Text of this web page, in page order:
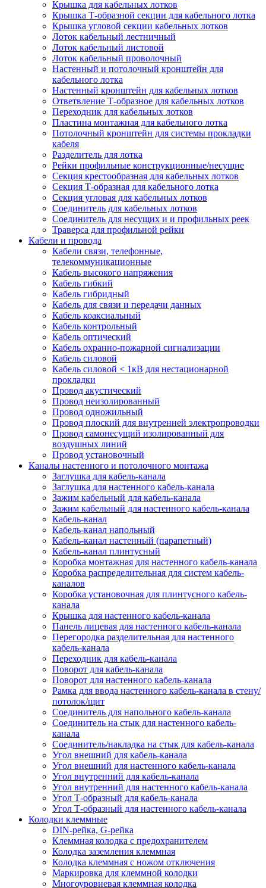
Крышка для кабельных лотков
Крышка Т-образной секции для кабельного лотка
Крышка угловой секции кабельных лотков
Лоток кабельный лестничный
Лоток кабельный листовой
Лоток кабельный проволочный
Настенный и потолочный кронштейн для
кабельного лотка
Настенный кронштейн для кабельных лотков
Ответвление Т-образное для кабельных лотков
Переходник для кабельных лотков
Пластина монтажная для кабельного лотка
Потолочный кронштейн для системы прокладки
кабеля
Разделитель для лотка
Рейки профильные конструкционные/несущие
Секция крестообразная для кабельных лотков
Секция Т-образная для кабельного лотка
Секция угловая для кабельных лотков
Соединитель для кабельных лотков
Соединитель для несущих и и профильных реек
Траверса для профильной рейки
Кабели и провода
Кабели связи, телефонные,
телекоммуникационные
Кабель высокого напряжения
Кабель гибкий
Кабель гибридный
Кабель для связи и передачи данных
Кабель коаксиальный
Кабель контрольный
Кабель оптический
Кабель охранно-пожарной сигнализации
Кабель силовой
Кабель силовой < 1кВ для нестационарной
прокладки
Провод акустический
Провод неизолированный
Провод одножильный
Провод плоский для внутренней электропроводки
Провод самонесущий изолированный для
воздушных линий
Провод установочный
Каналы настенного и потолочного монтажа
Заглушка для кабель-канала
Заглушка для настенного кабель-канала
Зажим кабельный для кабель-канала
Зажим кабельный для настенного кабель-канала
Кабель-канал
Кабель-канал напольный
Кабель-канал настенный (парапетный)
Кабель-канал плинтусный
Коробка монтажная для настенного кабель-канала
Коробка распределительная для систем кабель-
каналов
Коробка установочная для плинтусного кабель-
канала
Крышка для настенного кабель-канала
Панель лицевая для настенного кабель-канала
Перегородка разделительная для настенного
кабель-канала
Переходник для кабель-канала
Поворот для кабель-канала
Поворот для настенного кабель-канала
Рамка для ввода настенного кабель-канала в стену/
потолок/щит
Соединитель для напольного кабель-канала
Соединитель на стык для настенного кабель-
канала
Соединитель/накладка на стык для кабель-канала
Угол внешний для кабель-канала
Угол внешний для настенного кабель-канала
Угол внутренний для кабель-канала
Угол внутренний для настенного кабель-канала
Угол Т-образный для кабель-канала
Угол Т-образный для настенного кабель-канала
Колодки клеммные
DIN-рейка, G-рейка
Клеммная колодка с предохранителем
Колодка заземления клеммная
Колодка клеммная с ножом отключения
Маркировка для клеммной колодки
Многоуровневая клеммная колодка